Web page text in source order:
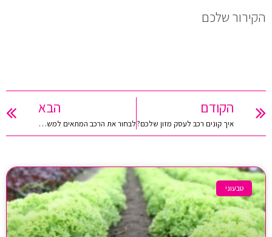
הקירור שלכם
הקודם
איך קונים רכב לעסק מזון שלכם?
הבא
לבחור את הרכב המתאים למשלוחי מזון לעסקים
טבעוני